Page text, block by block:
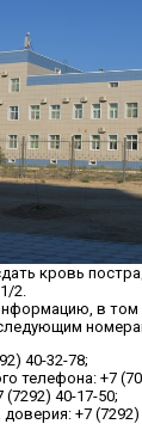
кровь
2.
в том
40-32-78;
телефона: +7
(7292) 40-17-50;
+7 (7292)